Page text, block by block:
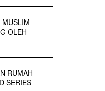
MUSLIM
OLEH
RUMAH
SERIES